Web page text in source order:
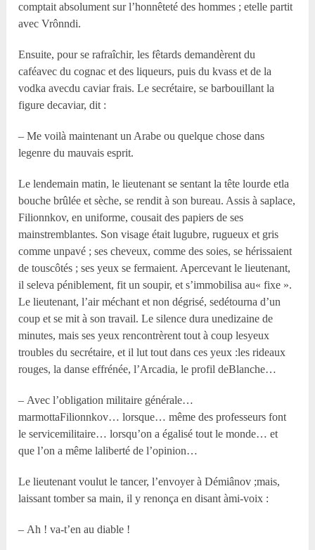
comptait absolument sur l’honnêteté des hommes ; etelle partit
avec Vrônndi.
Ensuite, pour se rafraîchir, les fêtards demandèrent du
caféavec du cognac et des liqueurs, puis du kvass et de la
vodka avecdu caviar frais. Le secrétaire, se barbouillant la
figure decaviar, dit :
– Me voilà maintenant un Arabe ou quelque chose dans
legenre du mauvais esprit.
Le lendemain matin, le lieutenant se sentant la tête lourde etla
bouche brûlée et sèche, se rendit à son bureau. Assis à saplace,
Filionnkov, en uniforme, cousait des papiers de ses
mainstremblantes. Son visage était lugubre, rugueux et gris
comme unpavé ; ses cheveux, comme des soies, se hérissaient
de touscôtés ; ses yeux se fermaient. Apercevant le lieutenant,
il seleva péniblement, fit un soupir, et s’immobilisa au« fixe ».
Le lieutenant, l’air méchant et non dégrisé, sedétourna d’un
coup et se mit à son travail. Le silence dura unedizaine de
minutes, mais ses yeux rencontrèrent tout à coup lesyeux
troubles du secrétaire, et il lut tout dans ces yeux :les rideaux
rouges, la danse effrénée, l’Arcadia, le profil deBlanche…
– Avec l’obligation militaire générale…
marmottaFilionnkov… lorsque… même des professeurs font
le servicemilitaire… lorsqu’on a égalisé tout le monde… et
que l’on a même laliberté de l’opinion…
Le lieutenant voulut le tancer, l’envoyer à Démiânov ;mais,
laissant tomber sa main, il y renonça en disant àmi-voix :
– Ah ! va-t’en au diable !